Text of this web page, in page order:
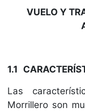
VUELO Y
1.1
Las
Morrillero son